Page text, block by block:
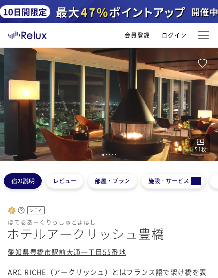
会員登録 ログイン
51枚
1234 5
宿の説明 レビュー 部屋・プラン 施設・サービス
シティ
ほてるあーくりっしゅとよはし
ホテルアークリッシュ豊橋
愛知県豊橋市駅前大通一丁目55番地
ARC RICHE（アークリッシュ）とはフランス語で架け橋を表